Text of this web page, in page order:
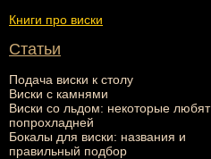
Книги про виски
Статьи
Подача виски к столу
Виски с камнями
Виски со льдом: некоторые любят
попрохладней
Бокалы для виски: названия и
правильный подбор